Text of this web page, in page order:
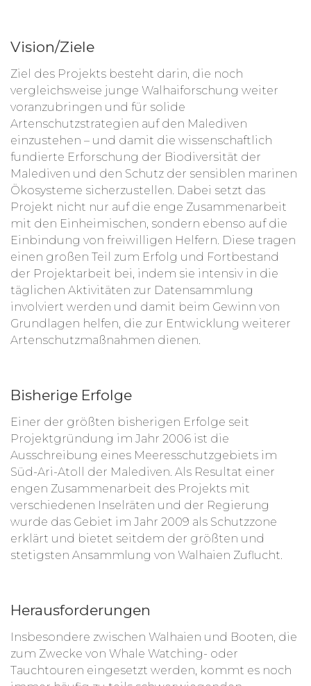
Vision/Ziele
Ziel des Projekts besteht darin, die noch
vergleichsweise junge Walhaiforschung weiter
voranzubringen und für solide
Artenschutzstrategien auf den Malediven
einzustehen – und damit die wissenschaftlich
fundierte Erforschung der Biodiversität der
Malediven und den Schutz der sensiblen marinen
Ökosysteme sicherzustellen. Dabei setzt das
Projekt nicht nur auf die enge Zusammenarbeit
mit den Einheimischen, sondern ebenso auf die
Einbindung von freiwilligen Helfern. Diese tragen
einen großen Teil zum Erfolg und Fortbestand
der Projektarbeit bei, indem sie intensiv in die
täglichen Aktivitäten zur Datensammlung
involviert werden und damit beim Gewinn von
Grundlagen helfen, die zur Entwicklung weiterer
Artenschutzmaßnahmen dienen.
Bisherige Erfolge
Einer der größten bisherigen Erfolge seit
Projektgründung im Jahr 2006 ist die
Ausschreibung eines Meeresschutzgebiets im
Süd-Ari-Atoll der Malediven. Als Resultat einer
engen Zusammenarbeit des Projekts mit
verschiedenen Inselräten und der Regierung
wurde das Gebiet im Jahr 2009 als Schutzzone
erklärt und bietet seitdem der größten und
stetigsten Ansammlung von Walhaien Zuflucht.
Herausforderungen
Insbesondere zwischen Walhaien und Booten, die
zum Zwecke von Whale Watching- oder
Tauchtouren eingesetzt werden, kommt es noch